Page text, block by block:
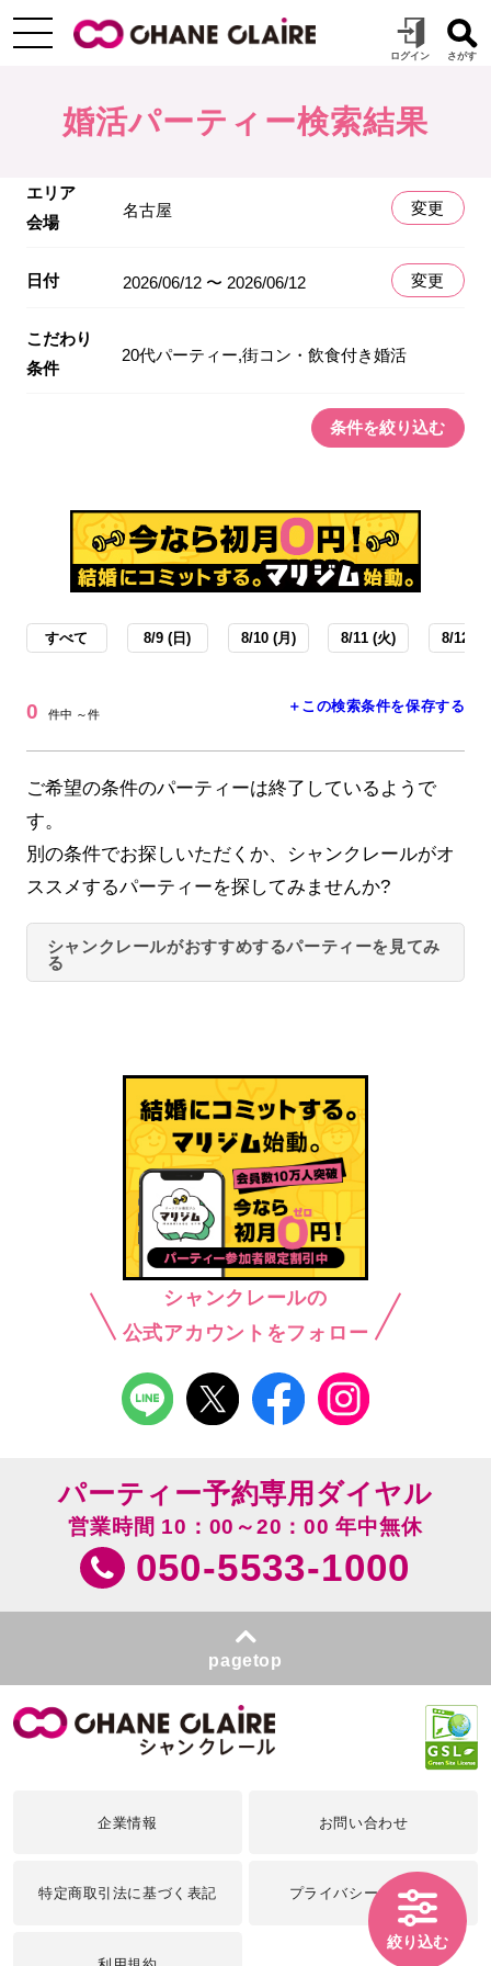
婚活パーティー検索結果
エリア
会場
名古屋 変更
日付 2026/06/12 〜 2026/06/12 変更
こだわり
条件
20代パーティー,街コン・飲食付き婚活
条件を絞り込む
すべて 8/9 (日) 8/10 (月) 8/11 (火) 8/12 (
0 件中 ～件 ＋この検索条件を保存する
ご希望の条件のパーティーは終了しているようで
す。
別の条件でお探しいただくか、シャンクレールがオ
ススメするパーティーを探してみませんか?
シャンクレールがおすすめするパーティーを見てみ
る
シャンクレールの
公式アカウントをフォロー
絞り込む
パーティー予約専用ダイヤル
営業時間 10：00～20：00 年中無休
050-5533-1000
pagetop
企業情報 お問い合わせ
特定商取引法に基づく表記 プライバシーポリシー